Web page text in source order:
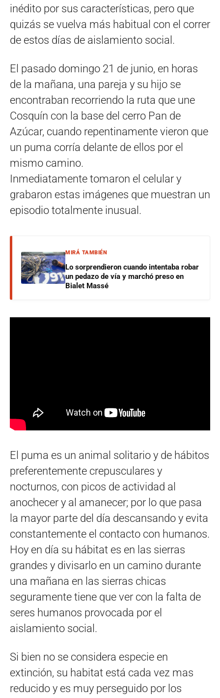
inédito por sus características, pero que
quizás se vuelva más habitual con el correr
de estos días de aislamiento social.
El pasado domingo 21 de junio, en horas
de la mañana, una pareja y su hijo se
encontraban recorriendo la ruta que une
Cosquín con la base del cerro Pan de
Azúcar, cuando repentinamente vieron que
un puma corría delante de ellos por el
mismo camino.
Inmediatamente tomaron el celular y
grabaron estas imágenes que muestran un
episodio totalmente inusual.
MIRÁ TAMBIÉN
Lo sorprendieron cuando intentaba robar
un pedazo de vía y marchó preso en
Bialet Massé
El puma es un animal solitario y de hábitos
preferentemente crepusculares y
nocturnos, con picos de actividad al
anochecer y al amanecer; por lo que pasa
la mayor parte del día descansando y evita
constantemente el contacto con humanos.
Hoy en día su hábitat es en las sierras
grandes y divisarlo en un camino durante
una mañana en las sierras chicas
seguramente tiene que ver con la falta de
seres humanos provocada por el
aislamiento social.
Si bien no se considera especie en
extinción, su habitat está cada vez mas
reducido y es muy perseguido por los